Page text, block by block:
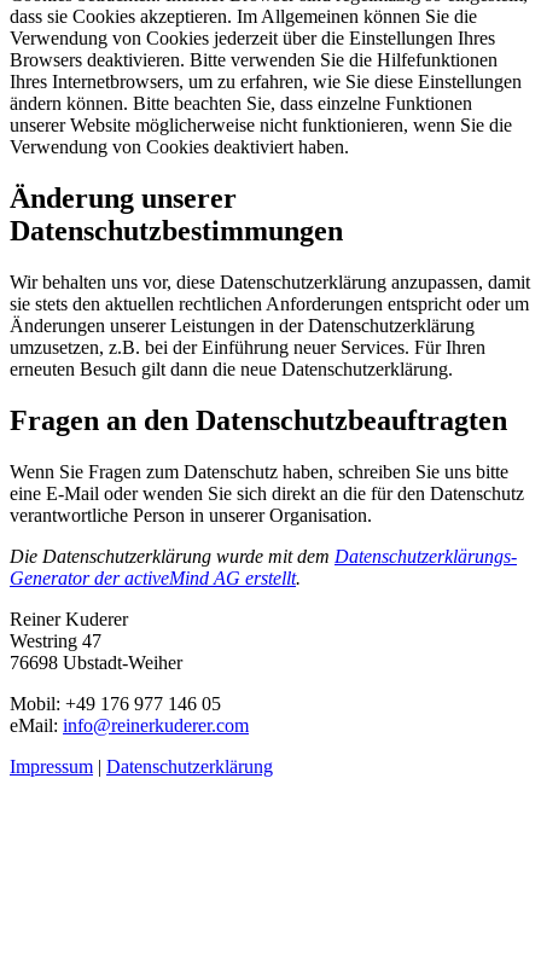
dass sie Cookies akzeptieren. Im Allgemeinen können Sie die
Verwendung von Cookies jederzeit über die Einstellungen Ihres
Browsers deaktivieren. Bitte verwenden Sie die Hilfefunktionen
Ihres Internetbrowsers, um zu erfahren, wie Sie diese Einstellungen
ändern können. Bitte beachten Sie, dass einzelne Funktionen
unserer Website möglicherweise nicht funktionieren, wenn Sie die
Verwendung von Cookies deaktiviert haben.
Änderung unserer
Datenschutzbestimmungen
Wir behalten uns vor, diese Datenschutzerklärung anzupassen, damit
sie stets den aktuellen rechtlichen Anforderungen entspricht oder um
Änderungen unserer Leistungen in der Datenschutzerklärung
umzusetzen, z.B. bei der Einführung neuer Services. Für Ihren
erneuten Besuch gilt dann die neue Datenschutzerklärung.
Fragen an den Datenschutzbeauftragten
Wenn Sie Fragen zum Datenschutz haben, schreiben Sie uns bitte
eine E-Mail oder wenden Sie sich direkt an die für den Datenschutz
verantwortliche Person in unserer Organisation.
Die Datenschutzerklärung wurde mit dem Datenschutzerklärungs-
Generator der activeMind AG erstellt.
Reiner Kuderer
Westring 47
76698 Ubstadt-Weiher
Mobil: +49 176 977 146 05
eMail: info@reinerkuderer.com
Impressum | Datenschutzerklärung